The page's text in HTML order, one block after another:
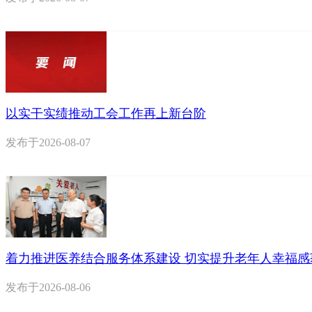
以实干实绩推动工会工作再上新台阶
发布于2026-08-07
着力推进医养结合服务体系建设 切实提升老年人幸福
发布于2026-08-06